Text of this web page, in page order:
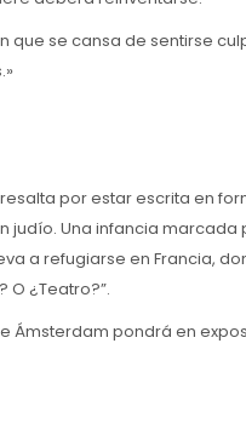
que se cansa de sentirse
por estar escrita en
Una infancia
a refugiarse en Francia,
¿Teatro?”.
Ámsterdam pondrá en